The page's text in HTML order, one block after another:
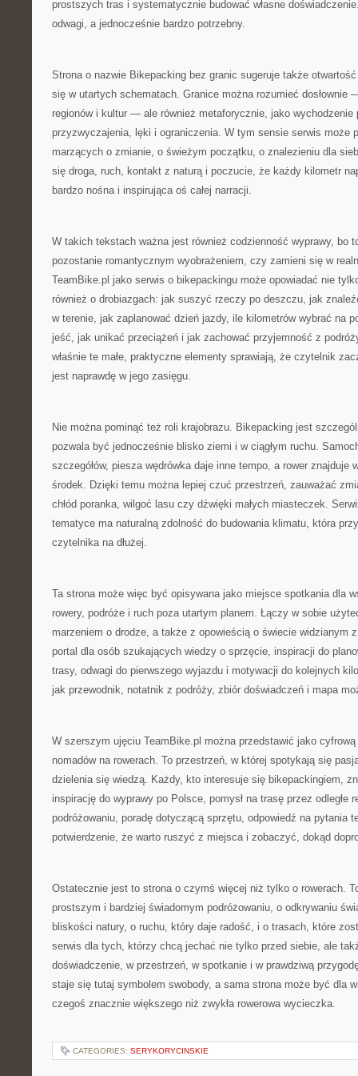
prostszych tras i systematycznie budować własne
odwagi, a jednocześnie bardzo potrzebny.
Strona o nazwie Bikepacking bez granic sugeruje także
się w utartych schematach. Granice można rozumieć dosłownie
regionów i kultur — ale również metaforycznie, jako wychodzenie
przyzwyczajenia, lęki i ograniczenia. W tym sensie serwis może
marzących o zmianie, o świeżym początku, o znalezieniu dla
się droga, ruch, kontakt z naturą i poczucie, że każdy kilometr
bardzo nośna i inspirująca oś całej narracji.
W takich tekstach ważna jest również codzienność wyprawy, bo
pozostanie romantycznym wyobrażeniem, czy zamieni się w
TeamBike.pl jako serwis o bikepackingu może opowiadać nie
również o drobiazgach: jak suszyć rzeczy po deszczu, jak
w terenie, jak zaplanować dzień jazdy, ile kilometrów wybrać na
jeść, jak unikać przeciążeń i jak zachować przyjemność z
właśnie te małe, praktyczne elementy sprawiają, że czytelnik
jest naprawdę w jego zasięgu.
Nie można pominąć też roli krajobrazu. Bikepacking jest
pozwala być jednocześnie blisko ziemi i w ciągłym ruchu.
szczegółów, piesza wędrówka daje inne tempo, a rower znajduje
środek. Dzięki temu można lepiej czuć przestrzeń, zauważać
chłód poranka, wilgoć lasu czy dźwięki małych miasteczek.
tematyce ma naturalną zdolność do budowania klimatu, która
czytelnika na dłużej.
Ta strona może więc być opisywana jako miejsce spotkania dla
rowery, podróże i ruch poza utartym planem. Łączy w sobie
marzeniem o drodze, a także z opowieścią o świecie widzianym
portal dla osób szukających wiedzy o sprzęcie, inspiracji do
trasy, odwagi do pierwszego wyjazdu i motywacji do kolejnych
jak przewodnik, notatnik z podróży, zbiór doświadczeń i mapa
W szerszym ujęciu TeamBike.pl można przedstawić jako
nomadów na rowerach. To przestrzeń, w której spotykają się
dzielenia się wiedzą. Każdy, kto interesuje się bikepackingiem,
inspirację do wyprawy po Polsce, pomysł na trasę przez odległe
podróżowaniu, poradę dotyczącą sprzętu, odpowiedź na pytania
potwierdzenie, że warto ruszyć z miejsca i zobaczyć, dokąd
Ostatecznie jest to strona o czymś więcej niż tylko o rowerach.
prostszym i bardziej świadomym podróżowaniu, o odkrywaniu
bliskości natury, o ruchu, który daje radość, i o trasach, które
serwis dla tych, którzy chcą jechać nie tylko przed siebie, ale
doświadczenie, w przestrzeń, w spotkanie i w prawdziwą
staje się tutaj symbolem swobody, a sama strona może być dla
czegoś znacznie większego niż zwykła rowerowa wycieczka.
CATEGORIES: SERYKORYCINSKIE